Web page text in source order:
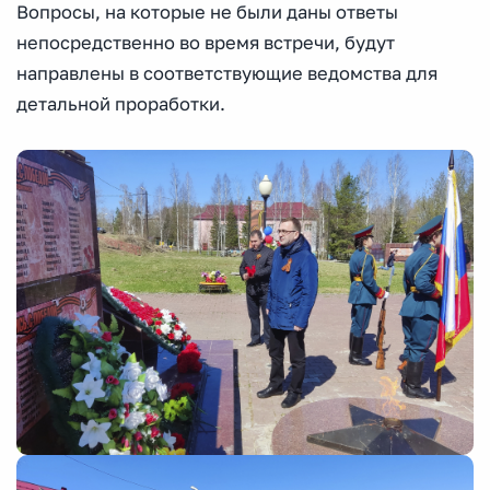
Вопросы, на которые не были даны ответы
непосредственно во время встречи, будут
направлены в соответствующие ведомства для
детальной проработки.